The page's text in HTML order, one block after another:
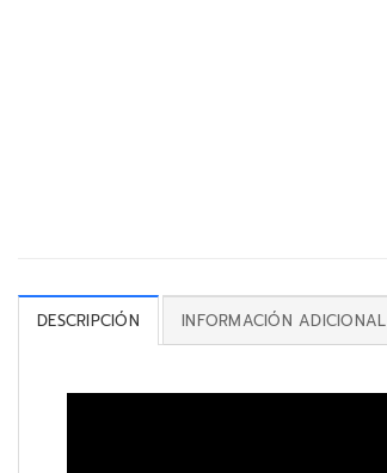
DESCRIPCIÓN INFORMACIÓN ADICIONAL